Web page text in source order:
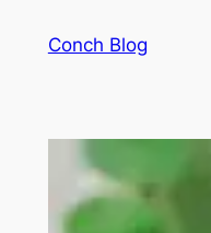
Conch Blog